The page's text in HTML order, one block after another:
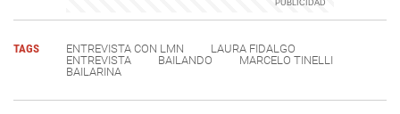
TAGS ENTREVISTA CON LMN
LAURA FIDALGO
ENTREVISTA
BAILANDO
MARCELO TINELLI
BAILARINA